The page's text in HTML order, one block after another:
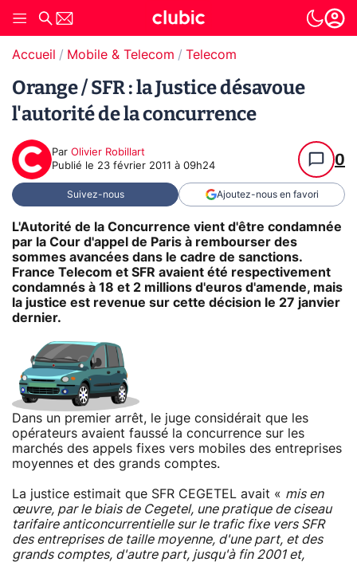
Accueil Mobile & Telecom Telecom
Orange / SFR : la Justice désavoue
l'autorité de la concurrence
Par Olivier Robillart
Publié le 23 février 2011 à 09h24 0
Suivez-nous Ajoutez-nous en favori
L'Autorité de la Concurrence vient d'être condamnée
par la Cour d'appel de Paris à rembourser des
sommes avancées dans le cadre de sanctions.
France Telecom et SFR avaient été respectivement
condamnés à 18 et 2 millions d'euros d'amende, mais
la justice est revenue sur cette décision le 27 janvier
dernier.
Dans un premier arrêt, le juge considérait que les
opérateurs avaient faussé la concurrence sur les
marchés des appels fixes vers mobiles des entreprises
moyennes et des grands comptes.
La justice estimait que SFR CEGETEL avait « mis en
œuvre, par le biais de Cegetel, une pratique de ciseau
tarifaire anticoncurrentielle sur le trafic fixe vers SFR
des entreprises de taille moyenne, d'une part, et des
grands comptes, d'autre part, jusqu'à fin 2001 et,